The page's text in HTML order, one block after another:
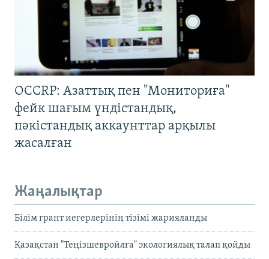
OCCRP: Азаттық пен "Мониториға"
фейк шағым үндістандық,
пәкістандық аккаунттар арқылы
жасалған
Жаңалықтар
Білім грант иегерлерінің тізімі жарияланды
Қазақстан "Теңізшевройлға" экологиялық талап қойды